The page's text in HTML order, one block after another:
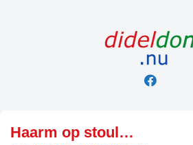
Haarm op stoul…